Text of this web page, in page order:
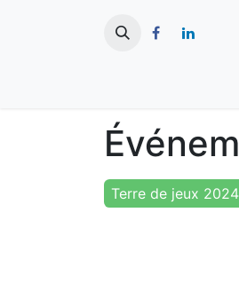
Terre de jeux 2024